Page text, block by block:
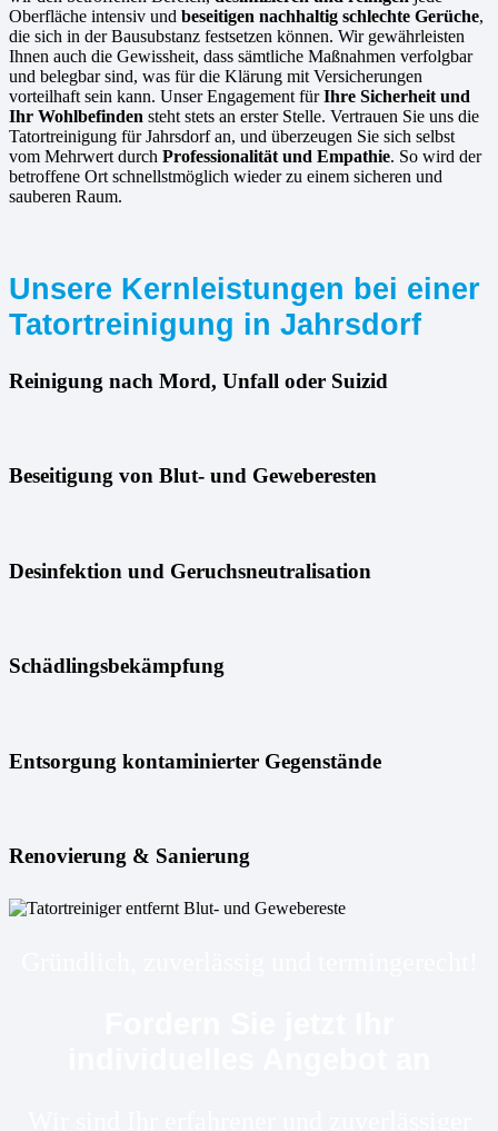
Oberfläche intensiv und beseitigen nachhaltig schlechte Gerüche,
die sich in der Bausubstanz festsetzen können. Wir gewährleisten
Ihnen auch die Gewissheit, dass sämtliche Maßnahmen verfolgbar
und belegbar sind, was für die Klärung mit Versicherungen
vorteilhaft sein kann. Unser Engagement fürIhre Sicherheit und
Ihr Wohlbefinden steht stets an erster Stelle. Vertrauen Sie uns die
Tatortreinigung für Jahrsdorf an, und überzeugen Sie sich selbst
vom Mehrwert durch Professionalität und Empathie. So wird der
betroffene Ort schnellstmöglich wieder zu einem sicheren und
sauberen Raum.
Unsere Kernleistungen bei einer
Tatortreinigung in Jahrsdorf
Reinigung nach Mord, Unfall oder Suizid
Beseitigung von Blut- und Geweberesten
Desinfektion und Geruchsneutralisation
Schädlingsbekämpfung
Entsorgung kontaminierter Gegenstände
Renovierung & Sanierung